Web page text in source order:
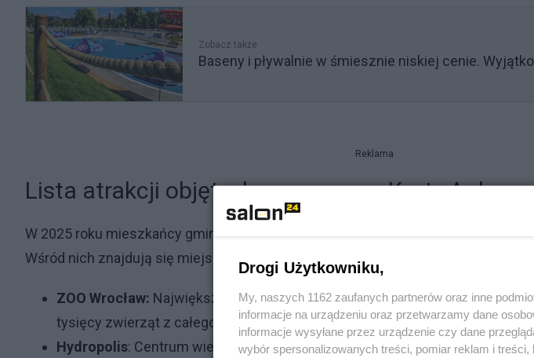
Zobacz także
Baseny i pływalnie w śmiesznie niskiej cenie.
Reklama
Lista atrakcji objętych programem Karty
W 2025 roku mieszkańcy gmin aglomeracji mogą skorzystać z 50-procentowej
Wśród nich znajdują się miejsca związane z kulturą, edukacją, sportem i rekreacją.
ZOO Wrocław: Największy ogród zoologiczny w Polsce, znany m.in. z
tysięcy zwierząt z całego świata -https://zoo.wroclaw.pl
Hydropolis: Centrum wiedzy o wodzie z interaktywnymi ekspozycjami i
Drogi Użytkowniku,
My, naszych 1162 zaufanych partnerów oraz inne
informacje na urządzeniu oraz przetwarzamy dane
informacje wysyłane przez urządzenie czy dane
wybór spersonalizowanych treści, pomiar reklam i treści,